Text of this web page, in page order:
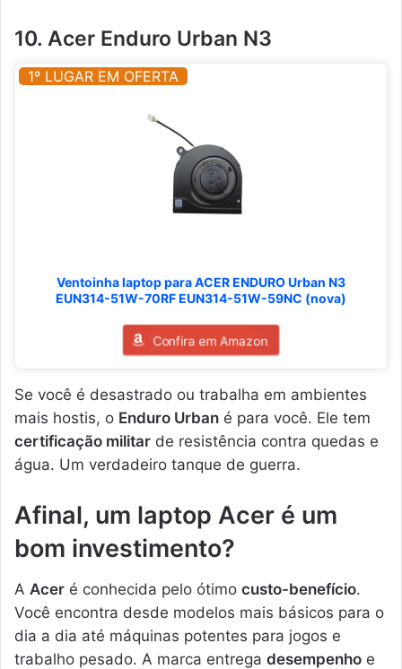
10. Acer Enduro Urban N3
1º LUGAR EM OFERTA
Ventoinha laptop para ACER ENDURO Urban N3
EUN314-51W-70RF EUN314-51W-59NC (nova)
Confira em Amazon
Se você é desastrado ou trabalha em ambientes
mais hostis, o Enduro Urban é para você. Ele tem
certificação militar de resistência contra quedas e
água. Um verdadeiro tanque de guerra.
Afinal, um laptop Acer é um
bom investimento?
A Acer é conhecida pelo ótimo custo-benefício.
Você encontra desde modelos mais básicos para o
dia a dia até máquinas potentes para jogos e
trabalho pesado. A marca entrega desempenho e